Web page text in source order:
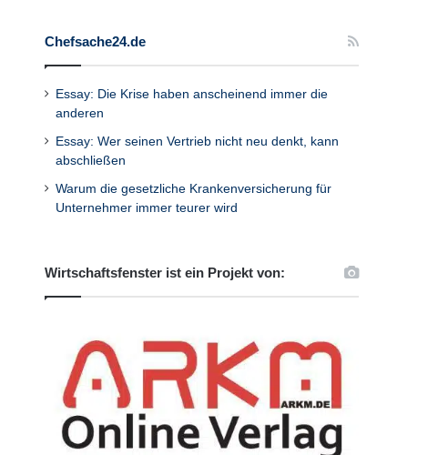
Chefsache24.de
Essay: Die Krise haben anscheinend immer die
anderen
Essay: Wer seinen Vertrieb nicht neu denkt, kann
abschließen
Warum die gesetzliche Krankenversicherung für
Unternehmer immer teurer wird
Wirtschaftsfenster ist ein Projekt von: